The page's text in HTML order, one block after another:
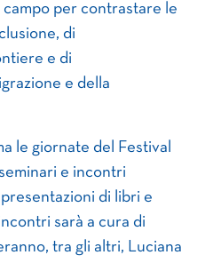
campo per contrastare le
di
e di
e della
le giornate del Festival
e incontri
di libri e
sarà a cura di
tra gli altri, Luciana